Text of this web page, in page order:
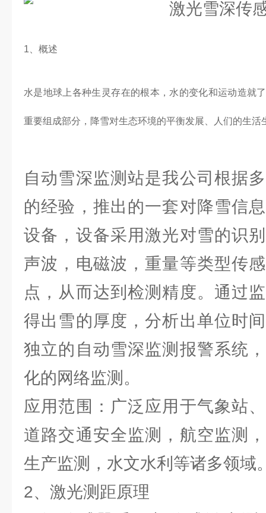
1、概述
水是地球上各种生灵存在的根本，水的变化和运动造就
重要组成部分，降雪对生态环境的平衡发展、人们的生活
自动雪深监测站是我公司根据
的经验，推出的一套对降雪信
设备，设备采用激光对雪的识
声波，电磁波，重量等类型传
点，从而达到检测精度。通过
得出雪的厚度，分析出单位时
独立的自动雪深监测报警系统
化的网络监测。
应用范围：广泛应用于气象站
道路交通安全监测，航空监测
生产监测，水文水利等诸多领域
2、激光测距原理